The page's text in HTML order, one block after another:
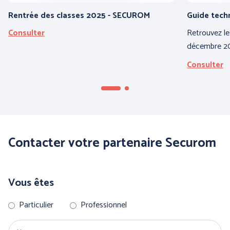
Rentrée des classes 2025 - SECUROM
Consulter
Guide
Retrouvez
décembre
Consulter
Contacter votre partenaire Securom
Vous êtes
Particulier Professionnel